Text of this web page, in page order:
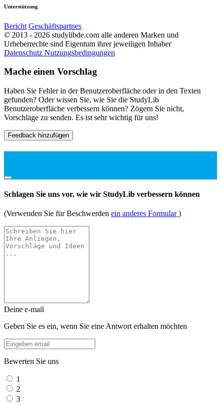
Unterstützung
Bericht Geschäftspartnes
© 2013 - 2026 studylibde.com alle anderen Marken und
Urheberrechte sind Eigentum ihrer jeweiligen Inhaber
Datenschutz Nutzungsbedingungen
Mache einen Vorschlag
Haben Sie Fehler in der Benutzeroberfläche oder in den Texten
gefunden? Oder wissen Sie, wie Sie die StudyLib
Benutzeroberfläche verbessern können? Zögern Sie nicht,
Vorschläge zu senden. Es ist sehr wichtig für uns!
Feedback hinzufügen
Schlagen Sie uns vor, wie wir StudyLib verbessern können
(Verwenden Sie für Beschwerden ein anderes Formular)
Deine e-mail
Geben Sie es ein, wenn Sie eine Antwort erhalten möchten
Bewerten Sie uns
1
2
3